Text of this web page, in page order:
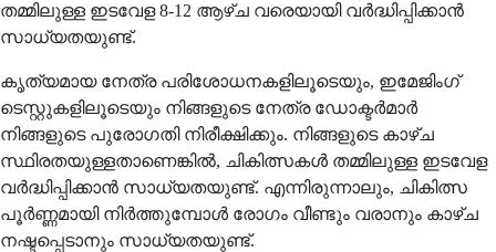
തമ്മിലുള്ള ഇടവേള 8-12 ആഴ്ച വരെയായി വർദ്ധിപ്പിക്കാൻ
സാധ്യതയുണ്ട്.
കൃത്യമായ നേത്ര പരിശോധനകളിലൂടെയും, ഇമേജിംഗ്
ടെസ്റ്റുകളിലൂടെയും നിങ്ങളുടെ നേത്ര ഡോക്ടർമാർ
നിങ്ങളുടെ പുരോഗതി നിരീക്ഷിക്കും. നിങ്ങളുടെ കാഴ്ച
സ്ഥിരതയുള്ളതാണെങ്കിൽ, ചികിത്സകൾ തമ്മിലുള്ള ഇടവേള
വർദ്ധിപ്പിക്കാൻ സാധ്യതയുണ്ട്. എന്നിരുന്നാലും, ചികിത്സ
പൂർണ്ണമായി നിർത്തുമ്പോൾ രോഗം വീണ്ടും വരാനും കാഴ്ച
നഷ്ടപ്പെടാനും സാധ്യതയുണ്ട്.